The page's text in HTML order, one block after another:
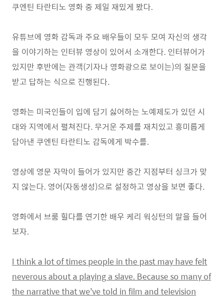
쿠엔틴 타란티노 영화 중 제일 재밌게 봤다.
유튜브에 영화 감독과 주요 배우들이 모두 모여 자신의 생각
을 이야기하는 인터뷰 영상이 있어서 소개한다. 인터뷰어가
있지만 후반에는 관객(기자나 영화광으로 보이는)의 질문을
받고 답하는 식으로 진행된다.
영화는 미국인들이 입에 담기 싫어하는 노예제도가 있던 시
대와 지역에서 펼쳐진다. 무거운 주제를 재치있고 흥미롭게
담아낸 쿠엔틴 타란티노 감독에게 박수를.
영상에 영문 자막이 들어가 있지만 중간 지점부터 싱크가 맞
지 않는다. 영어(자동생성)으로 설정하고 영상을 보면 좋다.
영화에서 브룸 힐다를 연기한 배우 케리 워싱턴의 말을 들어
보자.
I think a lot of times people in the past may have felt
neverous about a playing a slave. Because so many of
the narrative that we've told in film and television